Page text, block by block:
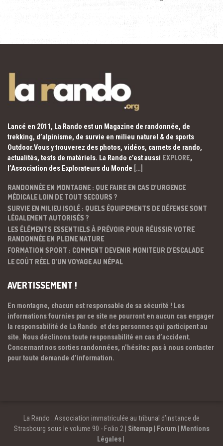
Lancé en 2011, La Rando est un Magazine de randonnée, de
trekking, d’alpinisme, de survie en milieu naturel & de sports
Outdoor.Vous y trouverez des photos, vidéos, carnets de rando,
actualités, tests de matériels. La Rando c’est aussi EXPLORE,
l’Association des Explorateurs du Monde […]
RANDONNÉE EN MONTAGNE : QUE FAIRE EN CAS D’URGENCE
MÉDICALE LOIN DE TOUT SECOURS ?
SURVIE EN MILIEU ISOLÉ : QUELS ÉQUIPEMENTS DE DÉFENSE SONT
LÉGALEMENT AUTORISÉS ?
LES ÉLÉMENTS ESSENTIELS À PRÉVOIR POUR RÉUSSIR VOTRE
RANDONNÉE EN PLEINE NATURE
FORMATION SPORT : COMMENT DEVENIR MONITEUR D’ESCALADE
LE COÛT RÉEL D’UN VOYAGE AU NÉPAL
AVERTISSEMENT !
En montagne, chacun est responsable de sa sécurité ! Les
informations fournies par ce site ne pourront en aucun cas engager
la responsabilité de La Rando et des personnes qui participent au
site. Nous déclinons toute responsabilité en cas d’accident.
Concernant nos sorties randonnées, n’hésitez pas à nous contacter
pour toute demande d’information.
La Rando : Association immatriculée au tribunal d’instance de
Strasbourg sous le volume 90 - Folio 2 | Sitemap| Forum
Mentions
Légales